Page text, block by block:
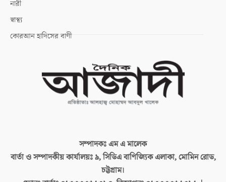
নারী
স্বাস্থ্য
কোরআন হাদিসের বাণী
সম্পাদকঃএম এ মালেক
বার্তা ও সম্পাদকীয় কার্যালয়ঃ৯, সিডিএ বাণিজ্যিক এলাকা, মোমিন রোড,
চট্টগ্রাম।